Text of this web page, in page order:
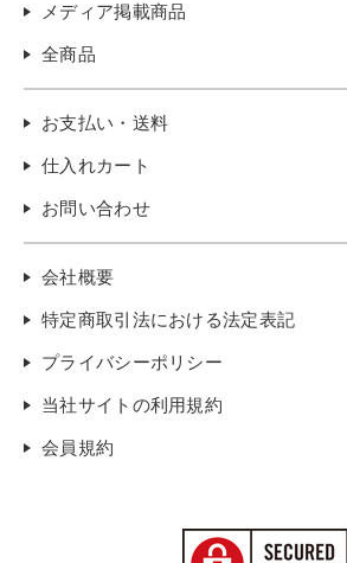
メディア掲載商品
全商品
お支払い・送料
仕入れカート
お問い合わせ
会社概要
特定商取引法における法定表記
プライバシーポリシー
当社サイトの利用規約
会員規約